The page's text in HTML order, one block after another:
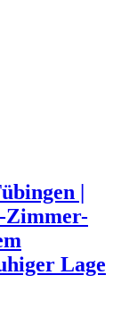
|
Zimmer-
Lage